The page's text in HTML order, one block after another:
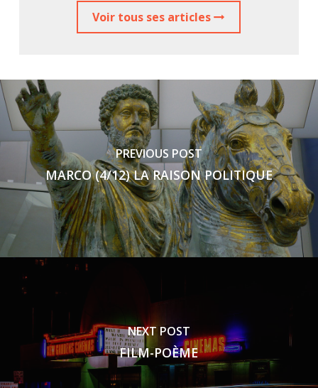
Voir tous ses articles
PREVIOUS POST
MARCO (4/12) LA RAISON POLITIQUE
NEXT POST
FILM-POÈME